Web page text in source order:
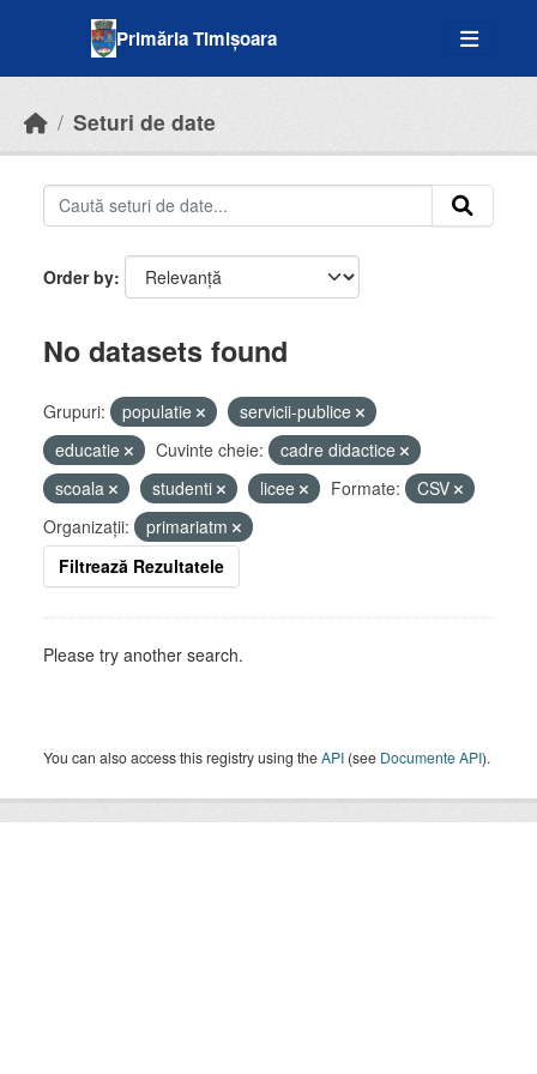
Primăria Timișoara
Seturi de date
Order by
No datasets found
Grupuri: populatie
servicii-publice
educatie
Cuvinte cheie:
cadre didactice
scoala
studenti licee Formate:
CSV
Organizații:
primariatm
Filtrează Rezultatele
Please try another search.
You can also access this registry using theAPI (see Documente API).